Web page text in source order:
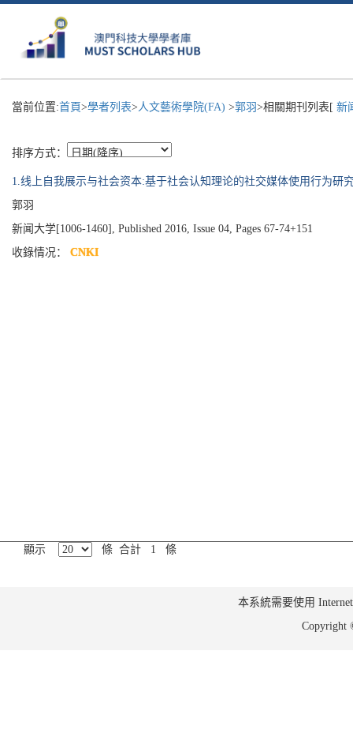
當前位置:首頁>學者列表>人文藝術學院(FA) >郭羽>相關期刊列表[ 新
排序方式：
1.线上自我展示与社会资本:基于社会认知理论的社交媒体使用行为研
郭羽
新闻大学[1006-1460], Published 2016, Issue 04, Pages 67-74+151
收錄情况： CNKI
顯示 條 合計 1 條
本系統需要使用
Copyright